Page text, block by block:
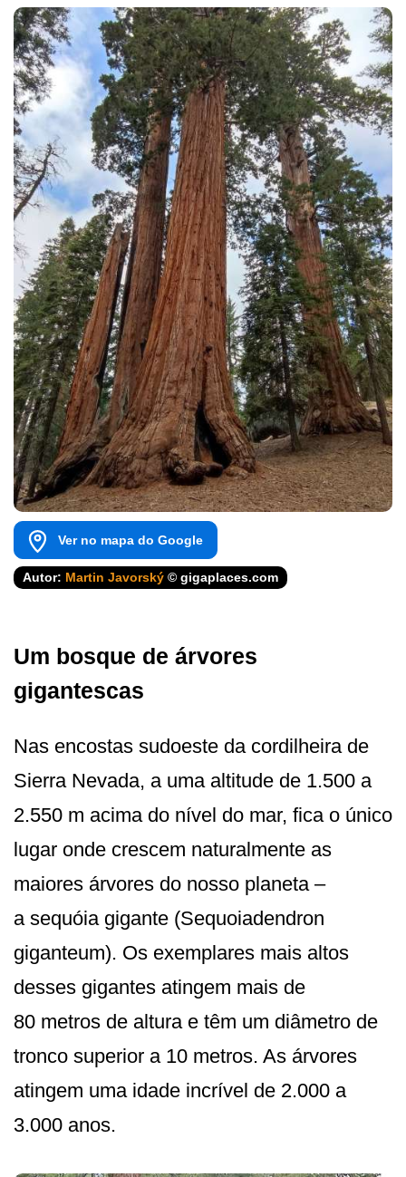
Ver no mapa do Google
Autor: Martin Javorský © gigaplaces.com
Um bosque de árvores
gigantescas
Nas encostas sudoeste da cordilheira de
Sierra Nevada, a uma altitude de 1.500 a
2.550 m acima do nível do mar, fica o único
lugar onde crescem naturalmente as
maiores árvores do nosso planeta –
a sequóia gigante (Sequoiadendron
giganteum). Os exemplares mais altos
desses gigantes atingem mais de
80 metros de altura e têm um diâmetro de
tronco superior a 10 metros. As árvores
atingem uma idade incrível de 2.000 a
3.000 anos.